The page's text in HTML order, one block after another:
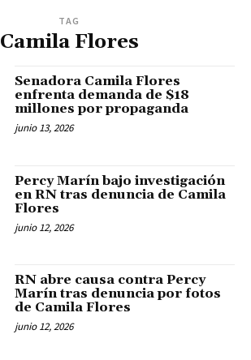
TAG
Camila Flores
Senadora Camila Flores
enfrenta demanda de $18
millones por propaganda
junio 13, 2026
Percy Marín bajo investigación
en RN tras denuncia de Camila
Flores
junio 12, 2026
RN abre causa contra Percy
Marín tras denuncia por fotos
de Camila Flores
junio 12, 2026